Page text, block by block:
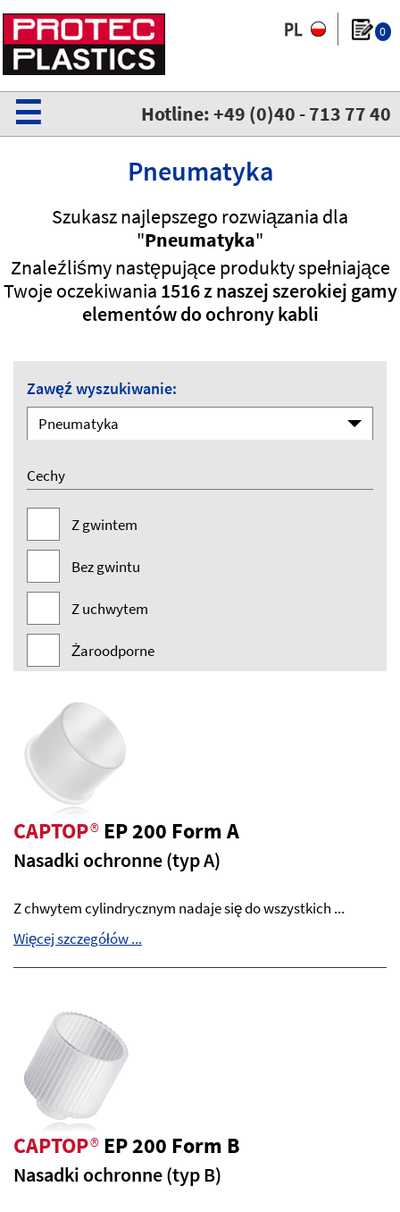
0
Hotline: +49 (0)40 - 713 77 40
☰
Pneumatyka
Szukasz najlepszego rozwiązania dla
"Pneumatyka"
Znaleźliśmy następujące produkty spełniające
Twoje oczekiwania 1516 z naszej szerokiej gamy
elementów do ochrony kabli
Zawęź wyszukiwanie:
Pneumatyka
Cechy
Z gwintem
Bez gwintu
Z uchwytem
Żaroodporne
CAPTOP®EP 200 Form A
Nasadki ochronne (typ A)
Z chwytem cylindrycznym nadaje się do wszystkich ...
Więcej szczegółów ...
CAPTOP®EP 200 Form B
Nasadki ochronne (typ B)